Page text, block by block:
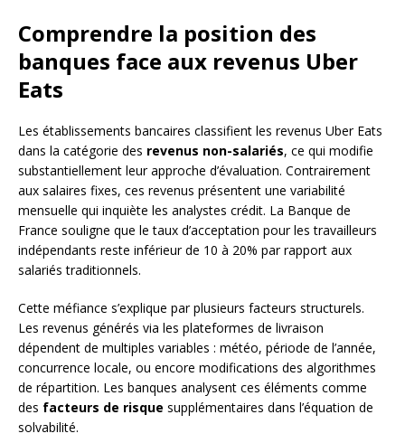
Comprendre la position des
banques face aux revenus Uber
Eats
Les établissements bancaires classifient les revenus Uber Eats
dans la catégorie des revenus non-salariés, ce qui modifie
substantiellement leur approche d’évaluation. Contrairement
aux salaires fixes, ces revenus présentent une variabilité
mensuelle qui inquiète les analystes crédit. La Banque de
France souligne que le taux d’acceptation pour les travailleurs
indépendants reste inférieur de 10 à 20% par rapport aux
salariés traditionnels.
Cette méfiance s’explique par plusieurs facteurs structurels.
Les revenus générés via les plateformes de livraison
dépendent de multiples variables : météo, période de l’année,
concurrence locale, ou encore modifications des algorithmes
de répartition. Les banques analysent ces éléments comme
des facteurs de risque supplémentaires dans l’équation de
solvabilité.